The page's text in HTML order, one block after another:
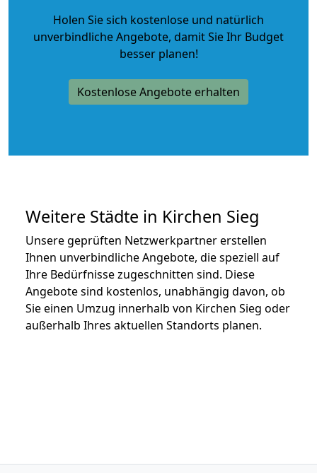
Holen Sie sich kostenlose und natürlich
unverbindliche Angebote, damit Sie Ihr Budget
besser planen!
Kostenlose Angebote erhalten
Weitere Städte in Kirchen Sieg
Unsere geprüften Netzwerkpartner erstellen
Ihnen unverbindliche Angebote, die speziell auf
Ihre Bedürfnisse zugeschnitten sind. Diese
Angebote sind kostenlos, unabhängig davon, ob
Sie einen Umzug innerhalb von Kirchen Sieg oder
außerhalb Ihres aktuellen Standorts planen.